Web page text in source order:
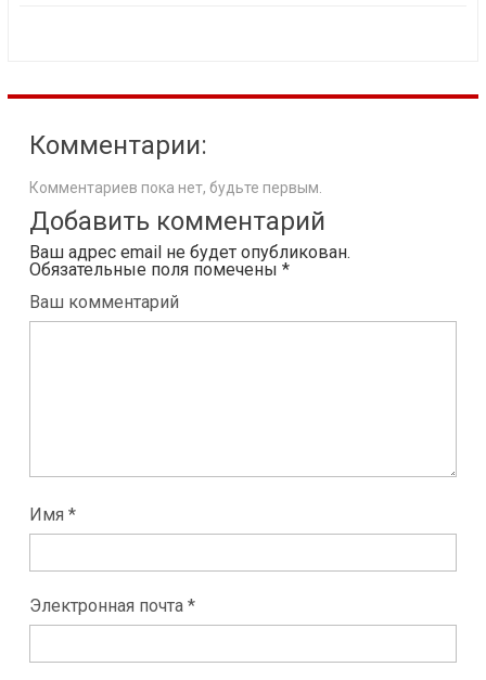
Комментарии:
Комментариев пока нет, будьте первым.
Добавить комментарий
Ваш адрес email не будет опубликован.
Обязательные поля помечены *
Ваш комментарий
Имя *
Электронная почта *